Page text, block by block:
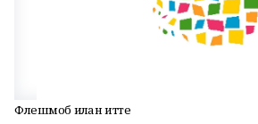
Флешмоб иғлан итте